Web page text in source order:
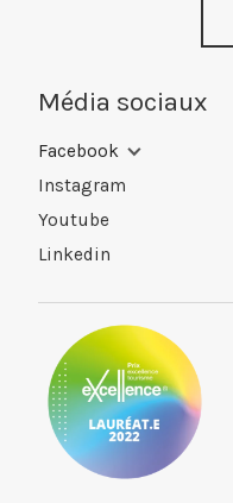
Média sociaux
Facebook
Instagram
Youtube
Linkedin